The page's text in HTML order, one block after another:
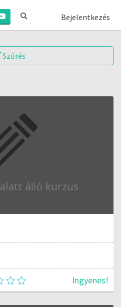
Bejelentkezés
Szűrés
Ingyenes!